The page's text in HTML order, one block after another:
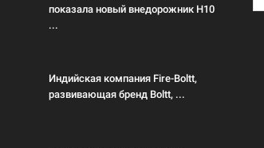
показала новый внедорожник H10
...
Индийская компания Fire-Boltt,
развивающая бренд Boltt, ...